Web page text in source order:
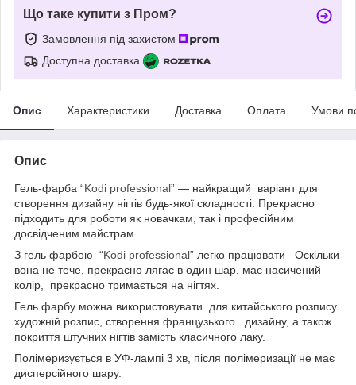
Що таке купити з Пром?
Замовлення під захистом
Доступна доставка
Опис Характеристики Доставка Оплата Умови
Опис
Гель-фарба “Kodi professional” — найкращий варіант для
створення дизайну нігтів будь-якої складності. Прекрасно
підходить для роботи як новачкам, так і професійним
досвідченим майстрам.
З гель фарбою “Kodi professional” легко працювати Оскільки
вона не тече, прекрасно лягає в один шар, має насичений
колір, прекрасно тримається на нігтях.
Гель фарбу можна використовувати для китайського розпису
художній розпис, створення французького дизайну, а також
покриття штучних нігтів замість класичного лаку.
Полімеризується в УФ-лампі 3 хв, після полімеризації не має
дисперсійного шару.